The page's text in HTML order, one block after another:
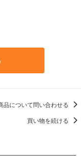
品について問い合わせる
買い物を続ける